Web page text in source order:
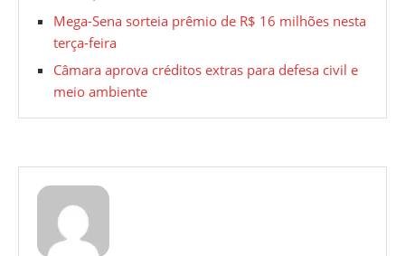
Mega-Sena sorteia prêmio de R$ 16 milhões nesta
terça-feira
Câmara aprova créditos extras para defesa civil e
meio ambiente